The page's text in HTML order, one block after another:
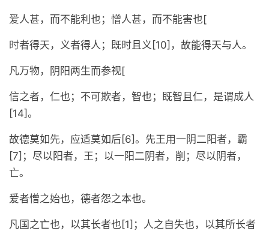
爱人甚，而不能利也；憎人甚，而不能害也[
时者得天，义者得人；既时且义[10]，故能得天与人。
凡万物，阴阳两生而参视[
信之者，仁也；不可欺者，智也；既智且仁，是谓成人
[14]。
故德莫如先，应适莫如后[6]。先王用一阴二阳者，霸
[7]；尽以阳者，王；以一阳二阴者，削；尽以阴者，
亡。
爱者憎之始也，德者怨之本也。
凡国之亡也，以其长者也[1]；人之自失也，以其所长者